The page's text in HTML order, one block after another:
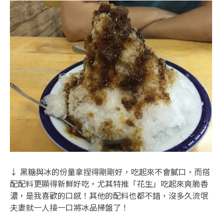
↓ 黑糖與冰的份量拿捏得剛剛好，吃起來不會膩口，而搭
配配料更顯得新鮮好吃，尤其特推「花生」吃起來爽脆香
濃，是我喜歡的口感！其他的配料也都不錯，沒多久流氓
夫妻就一人接一口將冰品掃盤了！